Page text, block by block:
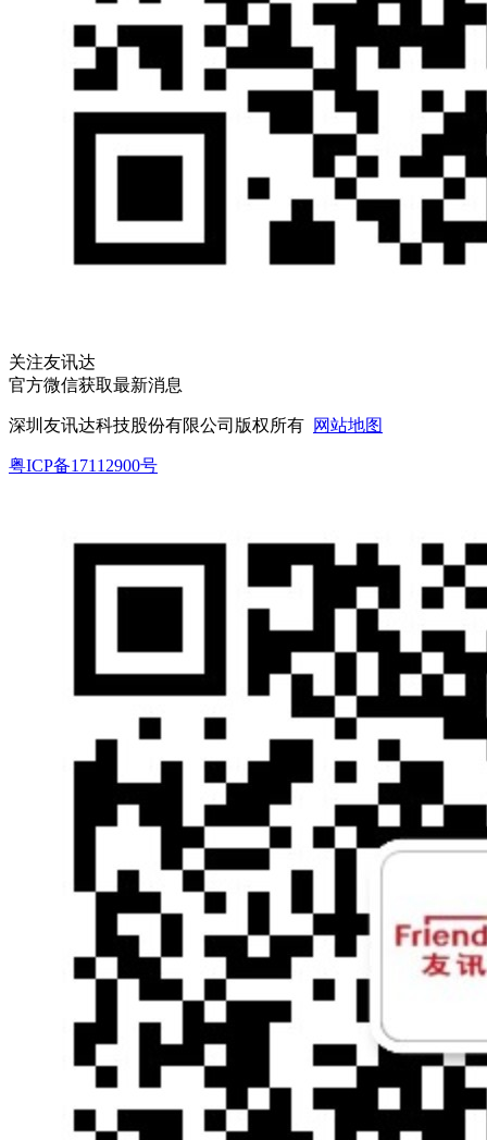
关注友讯达
官方微信获取最新消息
深圳友讯达科技股份有限公司版权所有 网站地图
粤ICP备17112900号